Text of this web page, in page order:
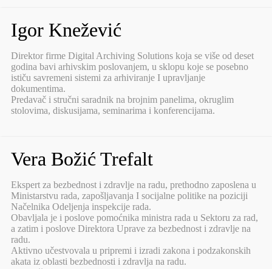
Igor Knežević
Direktor firme Digital Archiving Solutions koja se više od deset
godina bavi arhivskim poslovanjem, u sklopu koje se posebno
ističu savremeni sistemi za arhiviranje I upravljanje
dokumentima.
Predavač i stručni saradnik na brojnim panelima, okruglim
stolovima, diskusijama, seminarima i konferencijama.
Vera Božić Trefalt
Ekspert za bezbednost i zdravlje na radu, prethodno zaposlena u
Ministarstvu rada, zapošljavanja I socijalne politike na poziciji
Načelnika Odeljenja inspekcije rada.
Obavljala je i poslove pomoćnika ministra rada u Sektoru za rad,
a zatim i poslove Direktora Uprave za bezbednost i zdravlje na
radu.
Aktivno učestvovala u pripremi i izradi zakona i podzakonskih
akata iz oblasti bezbednosti i zdravlja na radu.